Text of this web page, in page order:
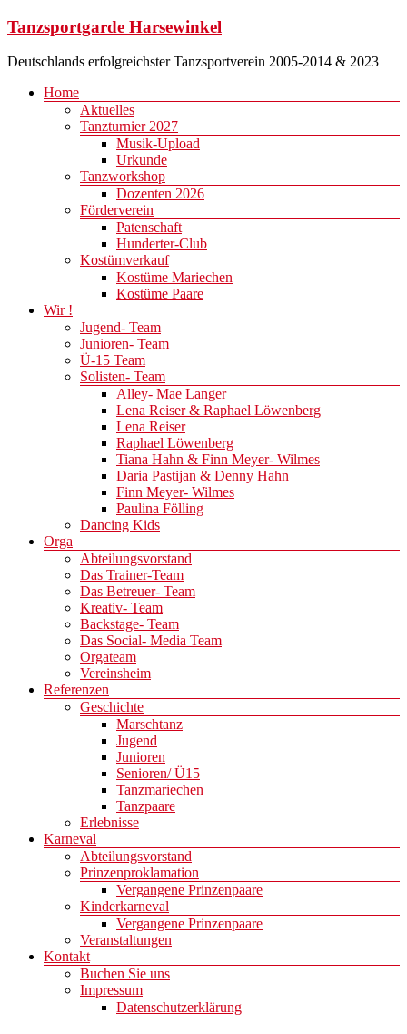
Zum
springen
Tanzsportgarde Harsewinkel
Deutschlands erfolgreichster Tanzsportverein 2005-2014 & 2023
Menü
Home
Aktuelles
Tanzturnier 2027
Musik-Upload
Urkunde
Tanzworkshop
Dozenten 2026
Förderverein
Patenschaft
Hunderter-Club
Kostümverkauf
Kostüme Mariechen
Kostüme Paare
Wir !
Jugend- Team
Junioren- Team
Ü-15 Team
Solisten- Team
Alley- Mae Langer
Lena Reiser & Raphael Löwenberg
Lena Reiser
Raphael Löwenberg
Tiana Hahn & Finn Meyer- Wilmes
Daria Pastijan & Denny Hahn
Finn Meyer- Wilmes
Paulina Fölling
Dancing Kids
Orga
Abteilungsvorstand
Das Trainer-Team
Das Betreuer- Team
Kreativ- Team
Backstage- Team
Das Social- Media Team
Orgateam
Vereinsheim
Referenzen
Geschichte
Marschtanz
Jugend
Junioren
Senioren/ Ü15
Tanzmariechen
Tanzpaare
Erlebnisse
Karneval
Abteilungsvorstand
Prinzenproklamation
Vergangene Prinzenpaare
Kinderkarneval
Vergangene Prinzenpaare
Veranstaltungen
Kontakt
Buchen Sie uns
Impressum
Datenschutzerklärung